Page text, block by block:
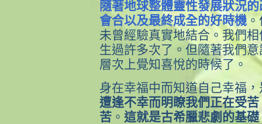
隨著地球整體靈性發展狀況
會合以及最終成全的好時機
未曾經驗真實地結合。我們
生過許多次了。但隨著我們
層次上覺知喜悅的時候了。
身在幸福中而知道自己幸福
遭逢不幸而明瞭我們正在受
苦 。 這就是古希臘悲劇的基